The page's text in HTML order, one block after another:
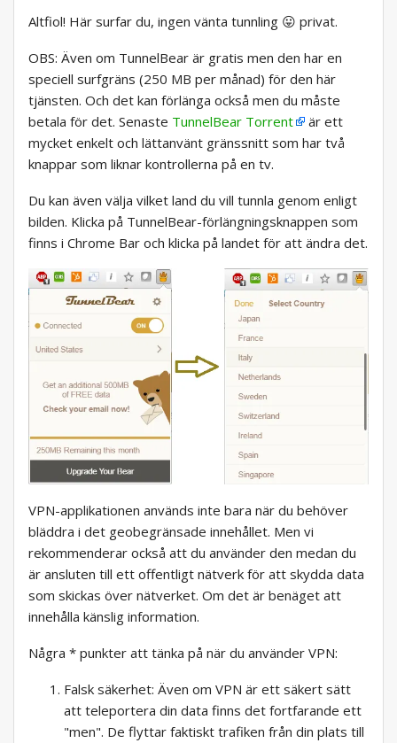
Altfiol! Här surfar du, ingen vänta tunnling 😛 privat.
OBS: Även om TunnelBear är gratis men den har en
speciell surfgräns (250 MB per månad) för den här
tjänsten. Och det kan förlänga också men du måste
betala för det. Senaste TunnelBear Torrent
är ett
mycket enkelt och lättanvänt gränssnitt som har två
knappar som liknar kontrollerna på en tv.
Du kan även välja vilket land du vill tunnla genom enligt
bilden. Klicka på TunnelBear-förlängningsknappen som
finns i Chrome Bar och klicka på landet för att ändra det.
VPN-applikationen används inte bara när du behöver
bläddra i det geobegränsade innehållet. Men vi
rekommenderar också att du använder den medan du
är ansluten till ett offentligt nätverk för att skydda data
som skickas över nätverket. Om det är benäget att
innehålla känslig information.
Några * punkter att tänka på när du använder VPN:
Falsk säkerhet: Även om VPN är ett säkert sätt
att teleportera din data finns det fortfarande ett
"men". De flyttar faktiskt trafiken från din plats till